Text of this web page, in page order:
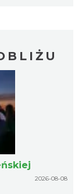
2026-08-08